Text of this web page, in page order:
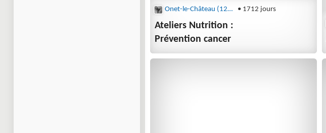
Onet-le-Château (12850) • 1712 jours
Ateliers Nutrition :
Prévention cancer